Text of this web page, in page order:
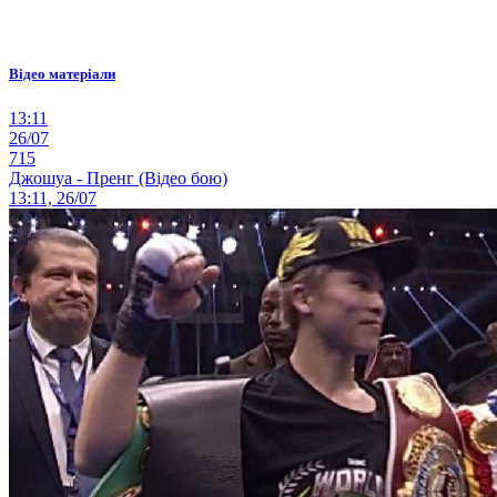
Відео матеріали
13:11
26/07
715
Джошуа - Пренг (Відео бою)
13:11, 26/07